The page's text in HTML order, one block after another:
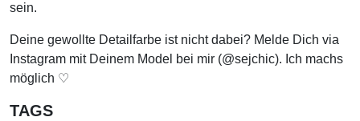
sein.
Deine gewollte Detailfarbe ist nicht dabei? Melde Dich via
Instagram mit Deinem Model bei mir (@sejchic). Ich machs
möglich ♡
TAGS